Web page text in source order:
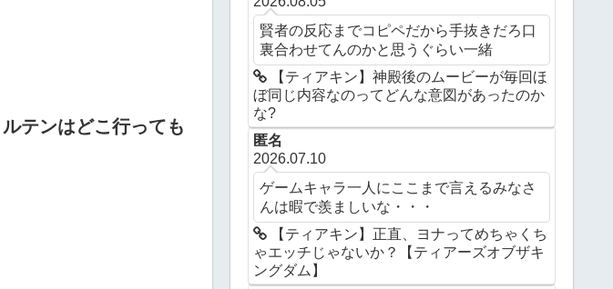
テンはどこ行っても
賢者の反応までコピペだから手抜きだろ口
裏合わせてんのかと思うぐらい一緒
【ティアキン】神殿後のムービーが毎回ほ
ぼ同じ内容なのってどんな意図があったのか
な?
匿名
2026.07.10
ゲームキャラ一人にここまで言えるみなさ
んは暇で羨ましいな・・・
【ティアキン】正直、ヨナってめちゃくち
ゃエッチじゃないか？【ティアーズオブザキ
ングダム】